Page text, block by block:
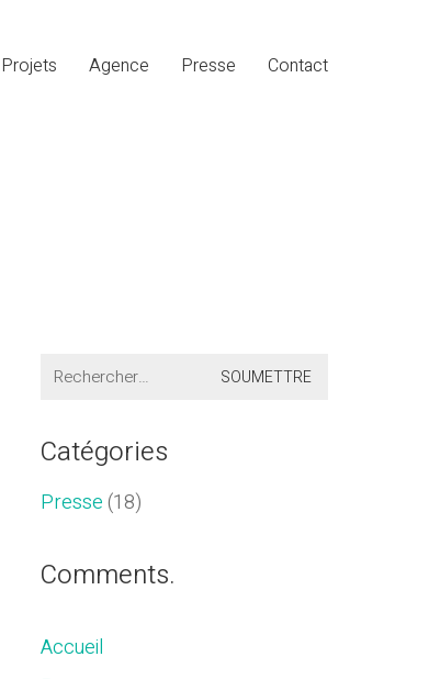
Projets Agence Presse Contact
Search
for:
Catégories
Presse(18)
Comments.
Accueil